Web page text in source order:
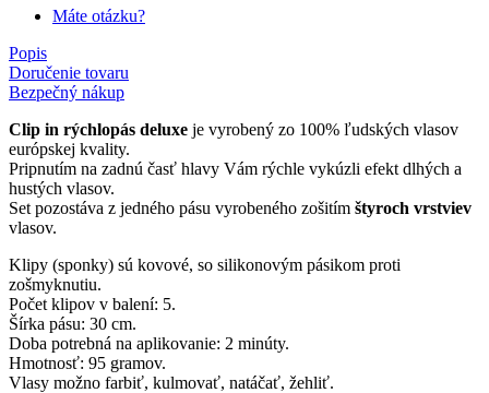
Máte otázku?
Popis
Doručenie tovaru
Bezpečný nákup
Clip in rýchlopás deluxe je vyrobený zo 100% ľudských vlasov
európskej kvality.
Pripnutím na zadnú časť hlavy Vám rýchle vykúzli efekt dlhých a
hustých vlasov.
Set pozostáva z jedného pásu vyrobeného zošitím štyroch vrstviev
vlasov.
Klipy (sponky) sú kovové, so silikonovým pásikom proti
zošmyknutiu.
Počet klipov v balení: 5.
Šírka pásu: 30 cm.
Doba potrebná na aplikovanie: 2 minúty.
Hmotnosť: 95 gramov.
Vlasy možno farbiť, kulmovať, natáčať, žehliť.